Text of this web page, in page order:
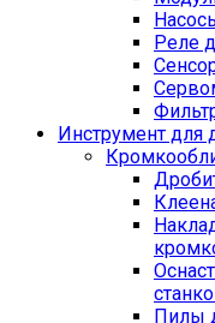
Реле
Инструмент для
Пилы